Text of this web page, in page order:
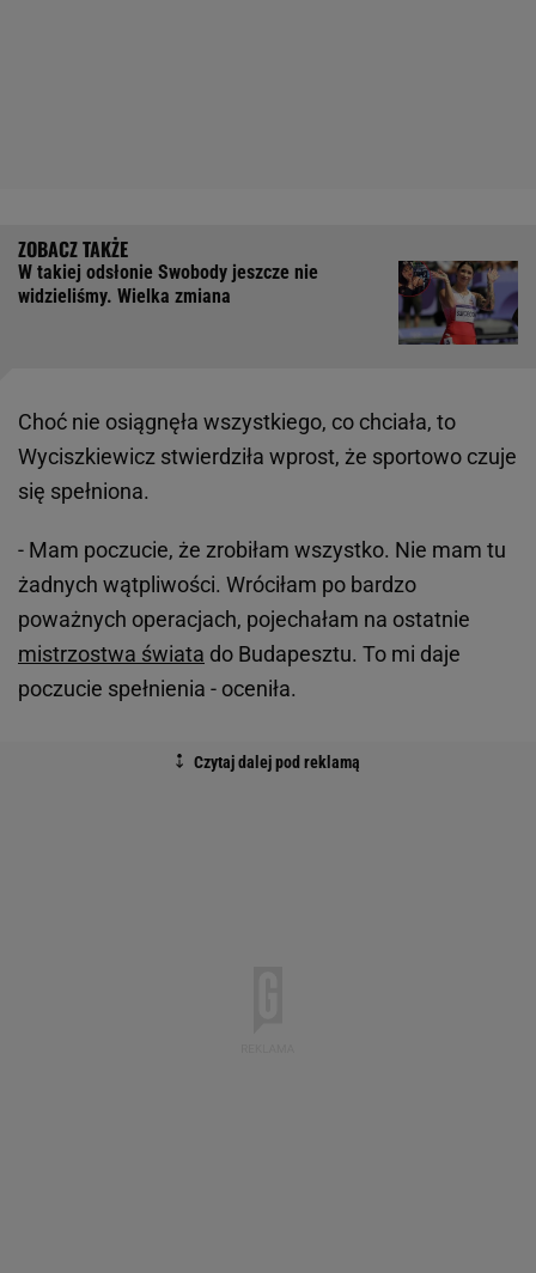
W takiej odsłonie Swobody jeszcze nie
widzieliśmy. Wielka zmiana
Choć nie osiągnęła wszystkiego, co chciała, to
Wyciszkiewicz stwierdziła wprost, że sportowo czuje
się spełniona.
- Mam poczucie, że zrobiłam wszystko. Nie mam tu
żadnych wątpliwości. Wróciłam po bardzo
poważnych operacjach, pojechałam na ostatnie
mistrzostwa świata do Budapesztu. To mi daje
poczucie spełnienia - oceniła.